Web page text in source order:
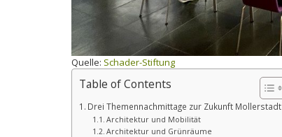
Quelle: Schader-Stiftung
Table of Contents
Drei Themennachmittage zur Zukunft Mollerstadt
Architektur und Mobilität
Architektur und Grünräume